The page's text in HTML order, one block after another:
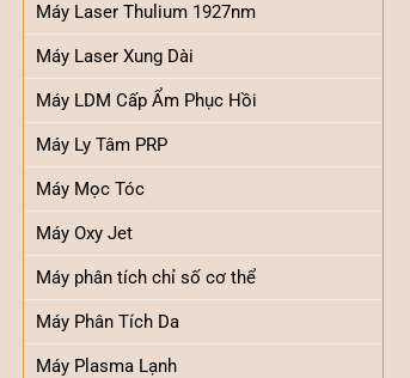
Máy Laser Thulium 1927nm
Máy Laser Xung Dài
Máy LDM Cấp Ẩm Phục Hồi
Máy Ly Tâm PRP
Máy Mọc Tóc
Máy Oxy Jet
Máy phân tích chỉ số cơ thể
Máy Phân Tích Da
Máy Plasma Lạnh